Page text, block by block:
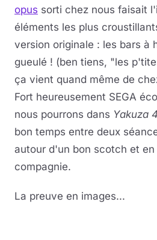
opus sorti chez nous faisait
éléments les plus
version originale : les bars à
gueulé ! (ben tiens, "les
ça vient quand même de
Fort heureusement SEGA
nous pourrons dans Yakuza 4
bon temps entre deux
autour d'un bon scotch et
compagnie.
La preuve en images...